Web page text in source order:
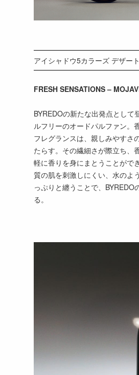
アイシャドウ5カラーズ デザー
FRESH SENSATIONS –
BYREDOの新たな出発点とし
ルフリーのオードパルファン。
フレグランスは、親しみやすさ
たらす。その繊細さが際立ち、
軽に香りを身にまとうことがで
質の肌を刺激しにくい、水のよ
っぷりと纏うことで、
る。